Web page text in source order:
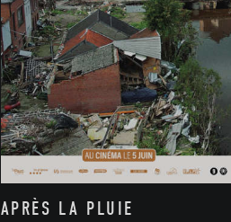
APRÈS LA PLUIE